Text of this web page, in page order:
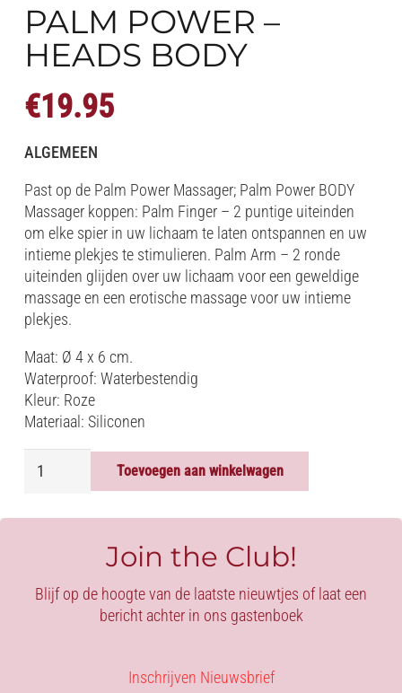
PALM POWER –
HEADS BODY
€19.95
ALGEMEEN
Past op de Palm Power Massager; Palm Power BODY
Massager koppen: Palm Finger – 2 puntige uiteinden
om elke spier in uw lichaam te laten ontspannen en uw
intieme plekjes te stimulieren. Palm Arm – 2 ronde
uiteinden glijden over uw lichaam voor een geweldige
massage en een erotische massage voor uw intieme
plekjes.
Maat: Ø 4 x 6 cm.
Waterproof: Waterbestendig
Kleur: Roze
Materiaal: Siliconen
POWER
HEADS
Toevoegen aan winkelwagen
Join the Club!
Blijf op de hoogte van de laatste nieuwtjes of laat een
bericht achter in ons gastenboek
Inschrijven Nieuwsbrief